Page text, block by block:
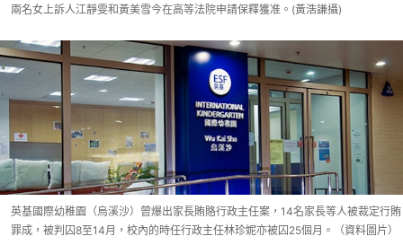
兩名女上訴人江靜雯和黃美雪今在高等法院申請保釋獲准。(黃浩謙攝)
英基國際幼稚園（烏溪沙）曾爆出家長賄賂行政主任案，14名家長等人被裁定行賄
罪成，被判囚8至14月，校內的時任行政主任林珍妮亦被囚25個月。（資料圖片）